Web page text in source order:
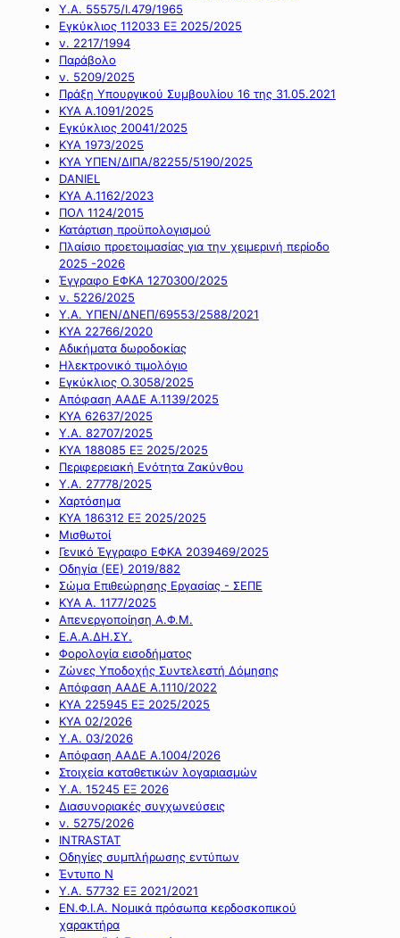
Υ.Α. 55575/Ι.479/1965
Εγκύκλιος 112033 ΕΞ 2025/2025
ν. 2217/1994
Παράβολο
ν. 5209/2025
Πράξη Υπουργικού Συμβουλίου 16 της 31.05.2021
ΚΥΑ Α.1091/2025
Εγκύκλιος 20041/2025
ΚΥΑ 1973/2025
ΚΥΑ ΥΠΕΝ/ΔΙΠΑ/82255/5190/2025
DANIEL
ΚΥΑ Α.1162/2023
ΠΟΛ 1124/2015
Κατάρτιση προϋπολογισμού
Πλαίσιο προετοιμασίας για την χειμερινή περίοδο
2025 -2026
Έγγραφο ΕΦΚΑ 1270300/2025
ν. 5226/2025
Υ.Α. ΥΠΕΝ/ΔΝΕΠ/69553/2588/2021
ΚΥΑ 22766/2020
Αδικήματα δωροδοκίας
Ηλεκτρονικό τιμολόγιο
Εγκύκλιος Ο.3058/2025
Απόφαση ΑΑΔΕ Α.1139/2025
ΚΥΑ 62637/2025
Υ.Α. 82707/2025
ΚΥΑ 188085 ΕΞ 2025/2025
Περιφερειακή Ενότητα Ζακύνθου
Υ.Α. 27778/2025
Χαρτόσημα
ΚΥΑ 186312 ΕΞ 2025/2025
Μισθωτοί
Γενικό Έγγραφο ΕΦΚΑ 2039469/2025
Οδηγία (ΕΕ) 2019/882
Σώμα Επιθεώρησης Εργασίας - ΣΕΠΕ
ΚΥΑ Α. 1177/2025
Απενεργοποίηση Α.Φ.Μ.
Ε.Α.Α.ΔΗ.ΣΥ.
Φορολογία εισοδήματος
Ζώνες Υποδοχής Συντελεστή Δόμησης
Απόφαση ΑΑΔΕ Α.1110/2022
ΚΥΑ 225945 ΕΞ 2025/2025
ΚΥΑ 02/2026
Υ.Α. 03/2026
Απόφαση ΑΑΔΕ Α.1004/2026
Στοιχεία καταθετικών λογαριασμών
Υ.Α. 15245 ΕΞ 2026
Διασυνοριακές συγχωνεύσεις
ν. 5275/2026
INTRASTAT
Οδηγίες συμπλήρωσης εντύπων
Έντυπο Ν
Υ.Α. 57732 ΕΞ 2021/2021
ΕΝ.Φ.Ι.Α. Νομικά πρόσωπα κερδοσκοπικού
χαρακτήρα